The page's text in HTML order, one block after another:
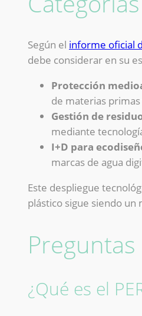
Según el informe oficial
debe considerar en su
Protección
de materias
Gestión de
mediante
I+D para
marcas de agua
Este despliegue
plástico sigue siendo
¿Qué es el